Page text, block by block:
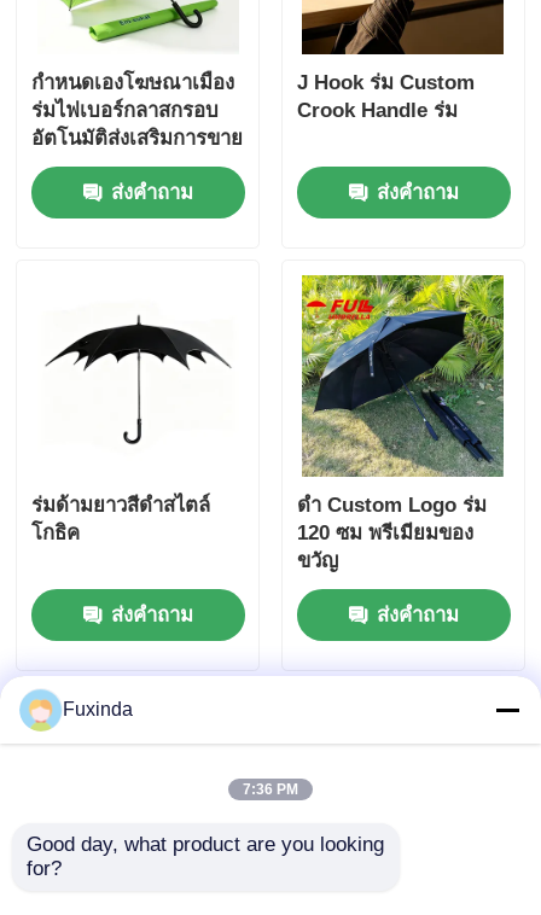
กำหนดเองโฆษณาเมือง
ร่มไฟเบอร์กลาสกรอบ
อัตโนมัติส่งเสริมการขาย
ร่ม
ส่งคำถาม
J Hook ร่ม Custom
Crook Handle ร่ม
ส่งคำถาม
ร่มด้ามยาวสีดำสไตล์
โกธิค
ส่งคำถาม
ดํา Custom Logo ร่ม
120 ซม พรีเมียมของ
ขวัญ
ส่งคำถาม
Fuxinda
7:36 PM
Good day, what product are you looking
for?